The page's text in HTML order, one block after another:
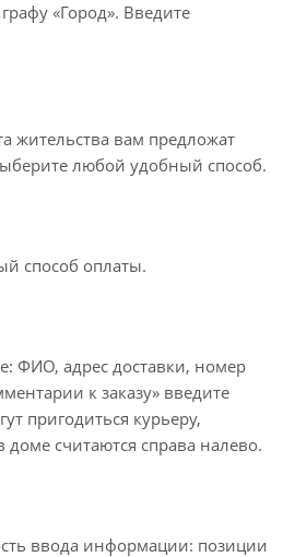
«Город». Введите
жительства вам предложат
любой удобный способ.
способ оплаты.
ФИО, адрес доставки, номер
к заказу» введите
пригодиться курьеру,
считаются справа налево.
ввода информации: позиции